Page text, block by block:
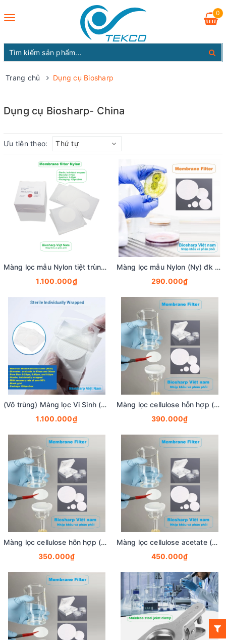
Toggle
0
Trang chủ Dụng cụ Biosharp
Dụng cụ Biosharp- China
Ưu tiên theo: Thứ tự
Màng lọc mẫu Nylon tiệt trùng (Ny) đk 47mm/0.22µm-0.45µm, 4x25 chiếc/hộp, hãng Biosharp
1.100.000₫
Màng lọc mẫu Nylon (Ny) đk 13-50mm/0.22µm-0.45µm, 4x25 chiếc/hộp, hãng Biosharp
290.000₫
(Vô trùng) Màng lọc Vi Sinh (MCE), đk 47 và 50mm/0.8μm-0.22µm-0.45μm, 100 chiếc/hộp, Biosharp
1.100.000₫
Màng lọc cellulose hỗn hợp (MCE) đk 13-50mm/0.45µm, 4x25 chiếc/hộp, hãng Biosharp
390.000₫
Màng lọc cellulose hỗn hợp (MCE) đk 13-50mm/0.22µm, 4x25 chiếc/hộp, hãng Biosharp
350.000₫
Màng lọc cellulose acetate (CA) đk 13-50mm/0.45µm, 4x25 chiếc/hộp, hãng Biosharp
450.000₫